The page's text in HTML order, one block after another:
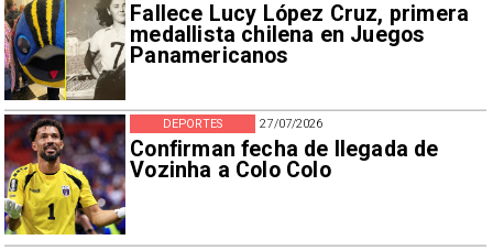
Fallece Lucy López Cruz, primera
medallista chilena en Juegos
Panamericanos
27/07/2026
Confirman fecha de llegada de
Vozinha a Colo Colo
DEPORTES